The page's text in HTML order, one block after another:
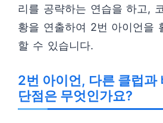
리를 공략하는 연습을 하고,
황을 연출하여 2번 아이언을
할 수 있습니다.
2번 아이언, 다른 클럽과
단점은 무엇인가요?